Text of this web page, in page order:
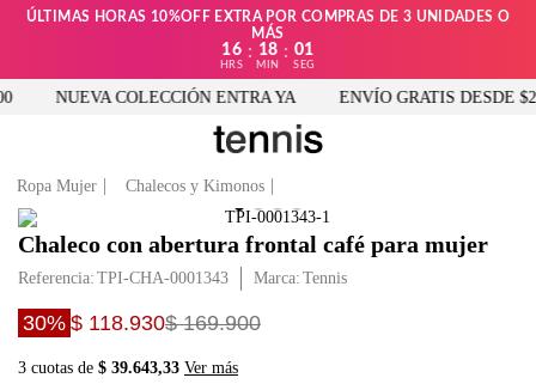
ÚLTIMAS HORAS 10%OFF EXTRA POR COMPRAS DE 3 UNIDADES O
MÁS
16
HRS
: 18
MIN
: 01
SEG
NUEVA COLECCIÓN ENTRA YA ENVÍO GRATIS DESDE
Ropa Mujer Chalecos y Kimonos
Chaleco con abertura frontal café para mujer
Referencia: TPI-CHA-0001343 Tennis
30% $ 118.930$ 169.900
3 cuotas de $ 39.643,33 Ver más